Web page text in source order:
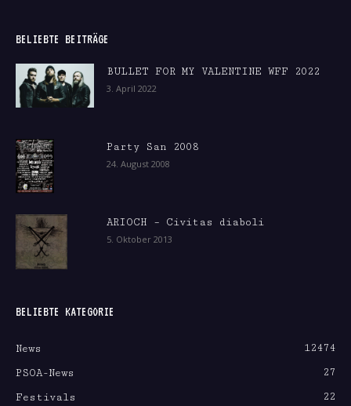
BELIEBTE BEITRÄGE
BULLET FOR MY VALENTINE WFF 2022
3. April 2022
Party San 2008
24. August 2008
ARIOCH – Civitas diaboli
5. Oktober 2013
BELIEBTE KATEGORIE
News
12474
PSOA-News
27
Festivals
22